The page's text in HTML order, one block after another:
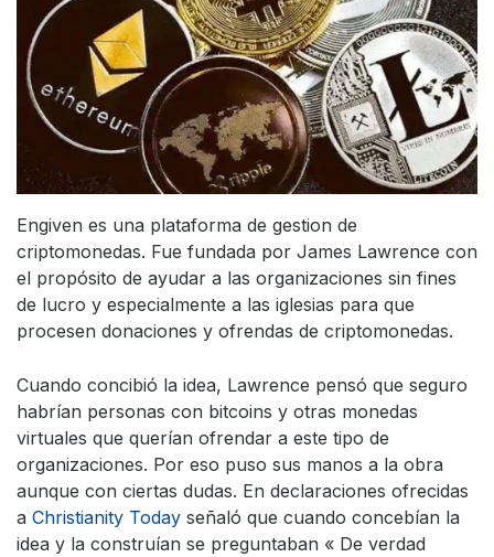
Engiven es una plataforma de gestion de
criptomonedas. Fue fundada por James Lawrence con
el propósito de ayudar a las organizaciones sin fines
de lucro y especialmente a las iglesias para que
procesen donaciones y ofrendas de criptomonedas.
Cuando concibió la idea, Lawrence pensó que seguro
habrían personas con bitcoins y otras monedas
virtuales que querían ofrendar a este tipo de
organizaciones. Por eso puso sus manos a la obra
aunque con ciertas dudas. En declaraciones ofrecidas
a Christianity Today señaló que cuando concebían la
idea y la construían se preguntaban « De verdad